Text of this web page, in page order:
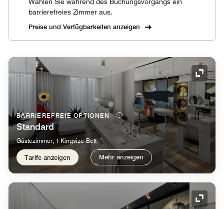
barrierefreies Zimmer aus.
Preise und Verfügbarkeiten anzeigen
BARRIEREFREIE OPTIONEN
Standard
Gästezimmer, 1 Kingsize-Bett
Tarife anzeigen Mehr anzeigen